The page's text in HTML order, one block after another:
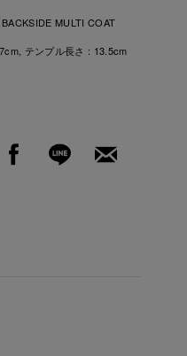
MULTI COAT
テンプル長さ : 13.5cm